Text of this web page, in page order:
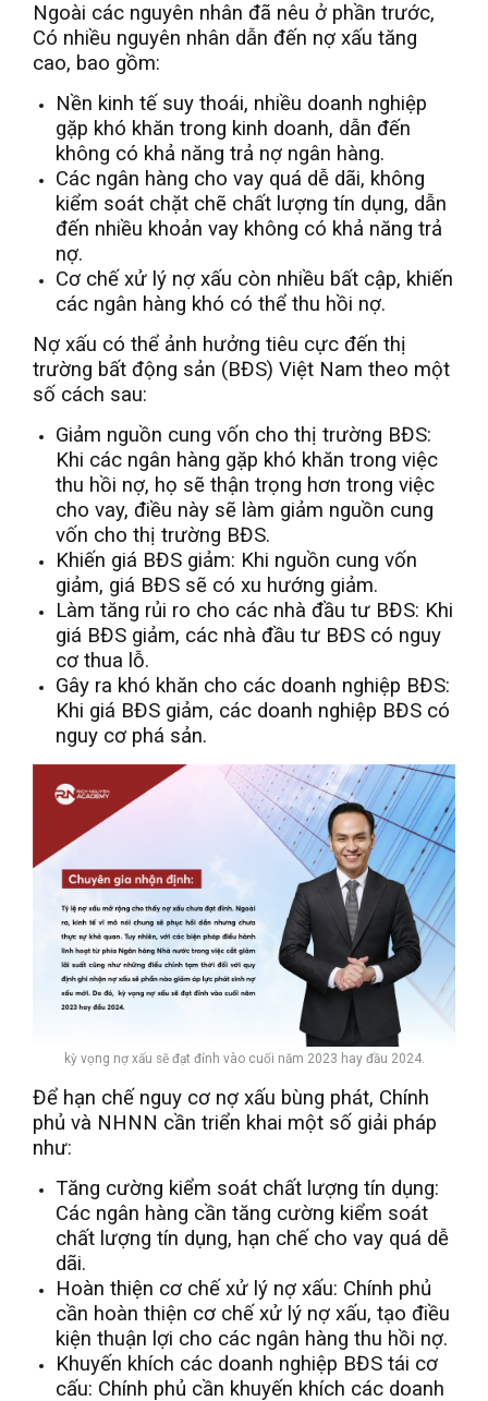
Ngoài các nguyên nhân đã nêu ở phần trước,
Có nhiều nguyên nhân dẫn đến nợ xấu tăng
cao, bao gồm:
Nền kinh tế suy thoái, nhiều doanh nghiệp
gặp khó khăn trong kinh doanh, dẫn đến
không có khả năng trả nợ ngân hàng.
Các ngân hàng cho vay quá dễ dãi, không
kiểm soát chặt chẽ chất lượng tín dụng, dẫn
đến nhiều khoản vay không có khả năng trả
nợ.
Cơ chế xử lý nợ xấu còn nhiều bất cập, khiến
các ngân hàng khó có thể thu hồi nợ.
Nợ xấu có thể ảnh hưởng tiêu cực đến thị
trường bất động sản (BĐS) Việt Nam theo một
số cách sau:
Giảm nguồn cung vốn cho thị trường BĐS:
Khi các ngân hàng gặp khó khăn trong việc
thu hồi nợ, họ sẽ thận trọng hơn trong việc
cho vay, điều này sẽ làm giảm nguồn cung
vốn cho thị trường BĐS.
Khiến giá BĐS giảm: Khi nguồn cung vốn
giảm, giá BĐS sẽ có xu hướng giảm.
Làm tăng rủi ro cho các nhà đầu tư BĐS: Khi
giá BĐS giảm, các nhà đầu tư BĐS có nguy
cơ thua lỗ.
Gây ra khó khăn cho các doanh nghiệp BĐS:
Khi giá BĐS giảm, các doanh nghiệp BĐS có
nguy cơ phá sản.
kỳ vọng nợ xấu sẽ đạt đỉnh vào cuối năm 2023 hay đầu 2024.
Để hạn chế nguy cơ nợ xấu bùng phát, Chính
phủ và NHNN cần triển khai một số giải pháp
như:
Tăng cường kiểm soát chất lượng tín dụng:
Các ngân hàng cần tăng cường kiểm soát
chất lượng tín dụng, hạn chế cho vay quá dễ
dãi.
Hoàn thiện cơ chế xử lý nợ xấu: Chính phủ
cần hoàn thiện cơ chế xử lý nợ xấu, tạo điều
kiện thuận lợi cho các ngân hàng thu hồi nợ.
Khuyến khích các doanh nghiệp BĐS tái cơ
cấu: Chính phủ cần khuyến khích các doanh